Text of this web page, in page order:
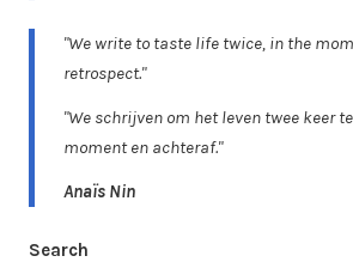
"We write to taste life twice, in the
retrospect."
"We schrijven om het leven twee keer
moment en achteraf."
Anaïs Nin
Search